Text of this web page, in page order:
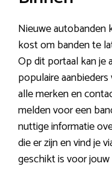
Nieuwe
kost om banden te
Op dit portaal kan je
populaire
alle merken en
melden voor een
nuttige informatie
die er zijn en vind je
geschikt is voor